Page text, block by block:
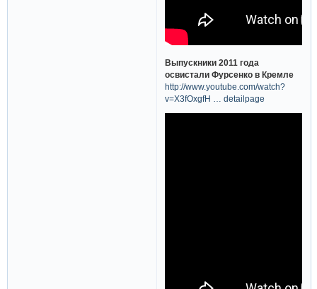
Выпускники 2011 года
освистали Фурсенко в Кремле
http://www.youtube.com/watch?
v=X3fOxgfH … detailpage